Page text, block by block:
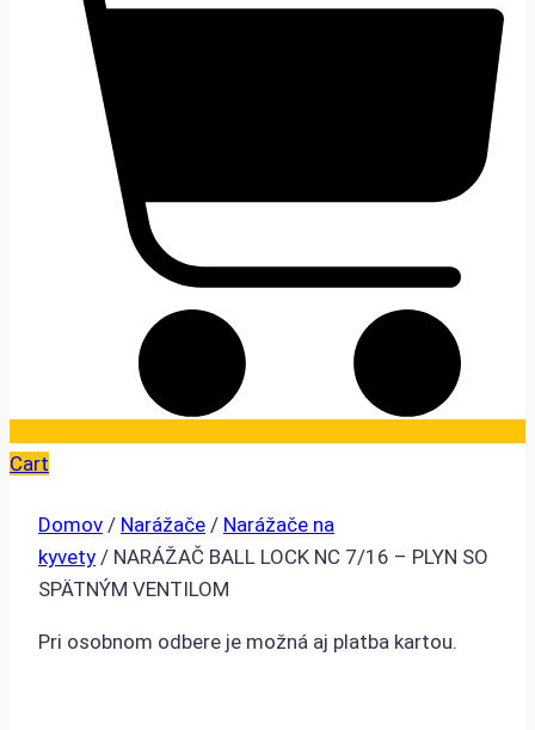
Cart
Domov / Narážače / Narážače na
kyvety / NARÁŽAČ BALL LOCK NC 7/16 – PLYN SO
SPÄTNÝM VENTILOM
Pri osobnom odbere je možná aj platba kartou.